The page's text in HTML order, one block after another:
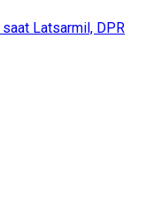
Latsarmil, DPR